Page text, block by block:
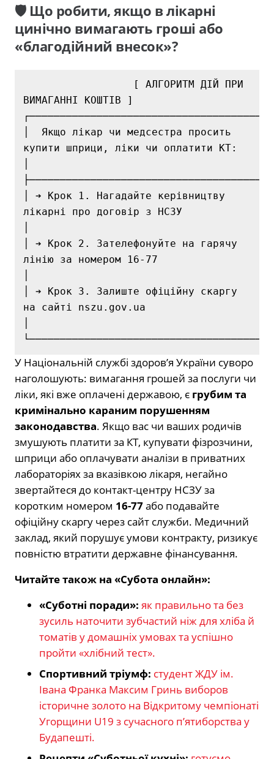
🛡️ Що робити, якщо в лікарні
цинічно вимагають гроші або
«благодійний внесок»?
ВИМАГАННІ КОШТІВ ]
│  Якщо лікар чи медсестра просить
купити шприци, ліки чи оплатити КТ:
│ ➔ Крок 1. Нагадайте керівництву
лікарні про договір з НСЗУ
│ ➔ Крок 2. Зателефонуйте на гарячу
лінію за номером 16-77
│ ➔ Крок 3. Залиште офіційну скаргу
на сайті nszu.gov.ua
У Національній службі здоров’я України суворо
наголошують: вимагання грошей за послуги чи
ліки, які вже оплачені державою, є грубим та
кримінально караним порушенням
законодавства. Якщо вас чи ваших родичів
змушують платити за КТ, купувати фізрозчини,
шприци або оплачувати аналізи в приватних
лабораторіях за вказівкою лікаря, негайно
звертайтеся до контакт-центру НСЗУ за
коротким номером 16-77або подавайте
офіційну скаргу через сайт служби. Медичний
заклад, який порушує умови контракту, ризикує
повністю втратити державне фінансування.
Читайте також на «Субота онлайн»:
«Суботні поради»: як правильно та без
зусиль наточити зубчастий ніж для хліба й
томатів у домашніх умовах та успішно
пройти «хлібний тест».
Спортивний тріумф: студент ЖДУ ім.
Івана Франка Максим Гринь виборов
історичне золото на Відкритому чемпіонаті
Угорщини U19 з сучасного п’ятиборства у
Будапешті.